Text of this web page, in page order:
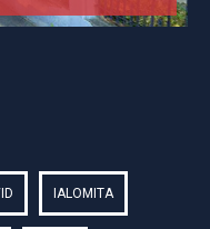
IALOMITA